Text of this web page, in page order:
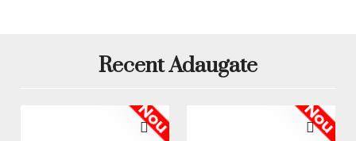
culorii pot varia in functie de monitor. Imaginile produselor
prezentate pe site sunt cu titlu de prezentare si pot diferi
Recent Adaugate
Nou Nou